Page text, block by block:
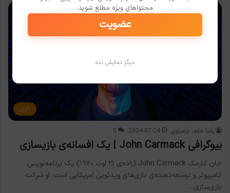
بازی
رضا خلف چعباوی 2024-07-24
0
بیوگرافی John Carmack | یک افسانه‌ی بازیسازی
جان کارمک John Carmack (زاده‌ی ۲۱ اوت ۱۹۷۰) یک برنامه‌نویس
کامپیوتر و توسعه‌دهنده‌ی بازی‌های ویدئویی آمریکایی است. او شرکت
بازی‌سازی…
محتواهای ویژه مطلع شوید.
عضویت
دیگر نمایش نده